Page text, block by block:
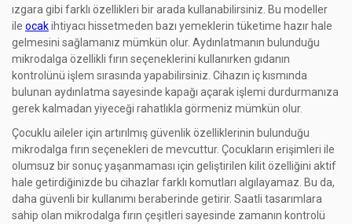
ızgara gibi farklı özellikleri bir arada kullanabilirsiniz. Bu modeller
ile ocakihtiyacı hissetmeden bazı yemeklerin tüketime hazır hale
gelmesini sağlamanız mümkün olur. Aydınlatmanın bulunduğu
mikrodalga özellikli fırın seçeneklerini kullanırken gıdanın
kontrolünü işlem sırasında yapabilirsiniz. Cihazın iç kısmında
bulunan aydınlatma sayesinde kapağı açarak işlemi durdurmanıza
gerek kalmadan yiyeceği rahatlıkla görmeniz mümkün olur.
Çocuklu aileler için artırılmış güvenlik özelliklerinin bulunduğu
mikrodalga fırın seçenekleri de mevcuttur. Çocukların erişimleri ile
olumsuz bir sonuç yaşanmaması için geliştirilen kilit özelliğini aktif
hale getirdiğinizde bu cihazlar farklı komutları algılayamaz. Bu da,
daha güvenli bir kullanımı beraberinde getirir. Saatli tasarımlara
sahip olan mikrodalga fırın çeşitleri sayesinde zamanın kontrolü